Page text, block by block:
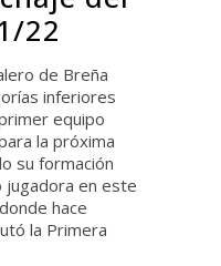
22
de Breña
inferiores
equipo
la próxima
su formación
jugadora en este
hace
la Primera